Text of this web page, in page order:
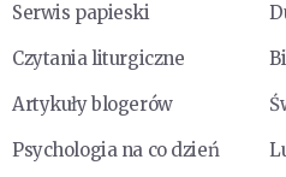
Serwis papieski
Czytania liturgiczne
Artykuły blogerów
Psychologia na co dzień